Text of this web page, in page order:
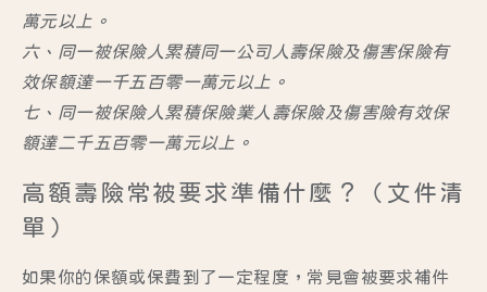
萬元以上。
六、同一被保險人累積同一公司人壽保險及傷害保險有
效保額達一千五百零一萬元以上。
七、同一被保險人累積保險業人壽保險及傷害險有效保
額達二千五百零一萬元以上。
高額壽險常被要求準備什麼？（文件清
單）
如果你的保額或保費到了一定程度，常見會被要求補件